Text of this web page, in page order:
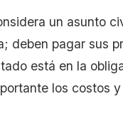
un asunto
deben pagar sus
está en la
los costos